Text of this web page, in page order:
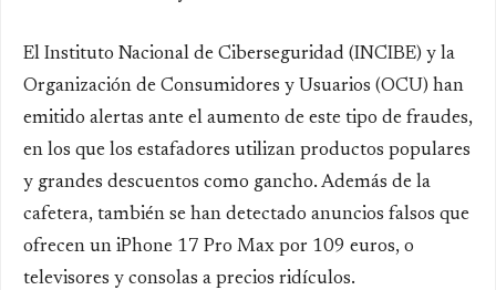
El Instituto Nacional de Ciberseguridad (INCIBE) y la
Organización de Consumidores y Usuarios (OCU) han
emitido alertas ante el aumento de este tipo de fraudes,
en los que los estafadores utilizan productos populares
y grandes descuentos como gancho. Además de la
cafetera, también se han detectado anuncios falsos que
ofrecen un iPhone 17 Pro Max por 109 euros, o
televisores y consolas a precios ridículos.